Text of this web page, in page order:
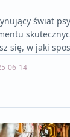
świat
się, w jaki
06-14